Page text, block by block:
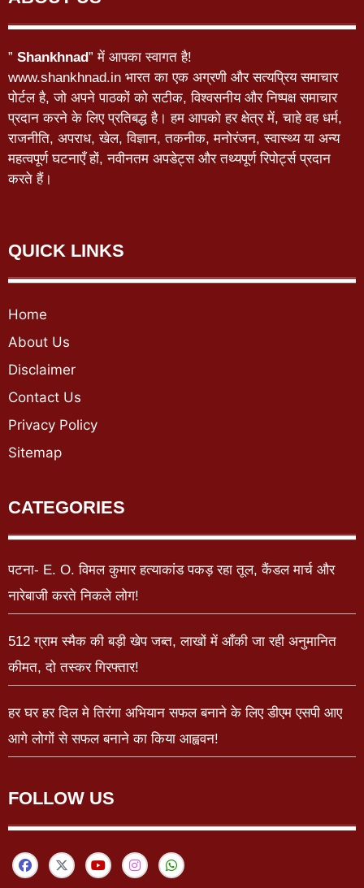
” Shankhnad” में आपका स्वागत है!
www.shankhnad.in भारत का एक अग्रणी और सत्यप्रिय समाचार
पोर्टल है, जो अपने पाठकों को सटीक, विश्वसनीय और निष्पक्ष समाचार
प्रदान करने के लिए प्रतिबद्ध है। हम आपको हर क्षेत्र में, चाहे वह धर्म,
राजनीति, अपराध, खेल, विज्ञान, तकनीक, मनोरंजन, स्वास्थ्य या अन्य
महत्वपूर्ण घटनाएँ हों, नवीनतम अपडेट्स और तथ्यपूर्ण रिपोर्ट्स प्रदान
करते हैं।
QUICK LINKS
Home
About Us
Disclaimer
Contact Us
Privacy Policy
Sitemap
CATEGORIES
पटना- E. O. विमल कुमार हत्याकांड पकड़ रहा तूल, कैंडल मार्च और
नारेबाजी करते निकले लोग!
512 ग्राम स्मैक की बड़ी खेप जब्त, लाखों में आँकी जा रही अनुमानित
कीमत, दो तस्कर गिरफ्तार!
हर घर हर दिल मे तिरंगा अभियान सफल बनाने के लिए डीएम एसपी आए
आगे लोगों से सफल बनाने का किया आह्ववन!
FOLLOW US